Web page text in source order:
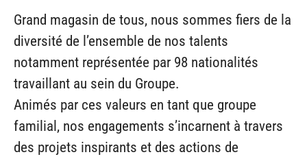
Grand magasin de tous, nous sommes fiers de la
diversité de l’ensemble de nos talents
notamment représentée par 98 nationalités
travaillant au sein du Groupe.
Animés par ces valeurs en tant que groupe
familial, nos engagements s’incarnent à travers
des projets inspirants et des actions de